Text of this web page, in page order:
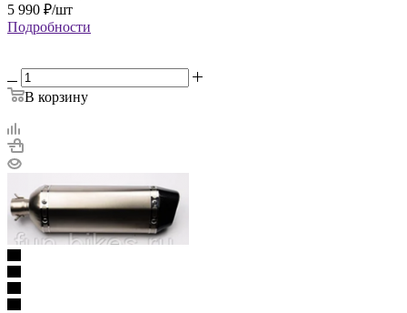
5 990 ₽/шт
Подробности
В корзину